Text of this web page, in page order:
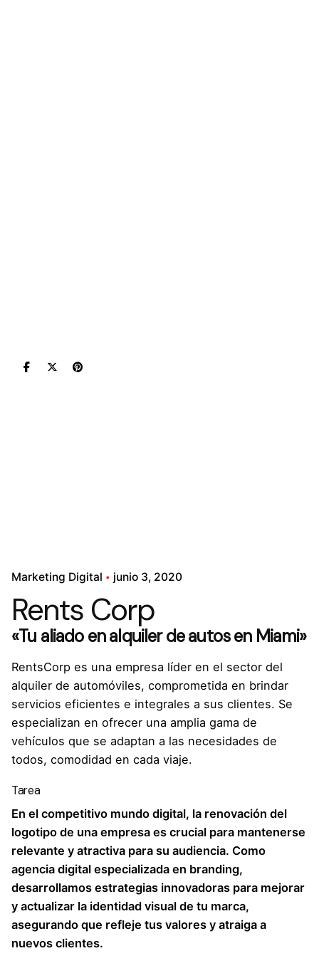
Marketing Digital junio 3, 2020
Rents Corp
«Tu aliado en alquiler de autos en Miami»
RentsCorp es una empresa líder en el sector del
alquiler de automóviles, comprometida en brindar
servicios eficientes e integrales a sus clientes. Se
especializan en ofrecer una amplia gama de
vehículos que se adaptan a las necesidades de
todos, comodidad en cada viaje.
Tarea
En el competitivo mundo digital, la renovación del
logotipo de una empresa es crucial para mantenerse
relevante y atractiva para su audiencia. Como
agencia digital especializada en branding,
desarrollamos estrategias innovadoras para mejorar
y actualizar la identidad visual de tu marca,
asegurando que refleje tus valores y atraiga a
nuevos clientes.